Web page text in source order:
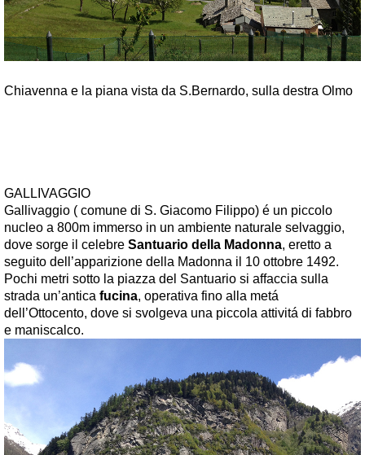
Chiavenna e la piana vista da S.Bernardo, sulla destra Olmo
GALLIVAGGIO
Gallivaggio ( comune di S. Giacomo Filippo) é un piccolo
nucleo a 800m immerso in un ambiente naturale selvaggio,
dove sorge il celebre Santuario della Madonna, eretto a
seguito dell’apparizione della Madonna il 10 ottobre 1492.
Pochi metri sotto la piazza del Santuario si affaccia sulla
strada un’antica fucina, operativa fino alla metá
dell’Ottocento, dove si svolgeva una piccola attivitá di fabbro
e maniscalco.